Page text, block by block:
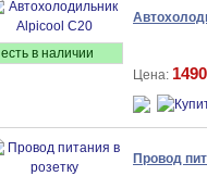
есть в наличии
Цена:
Провод